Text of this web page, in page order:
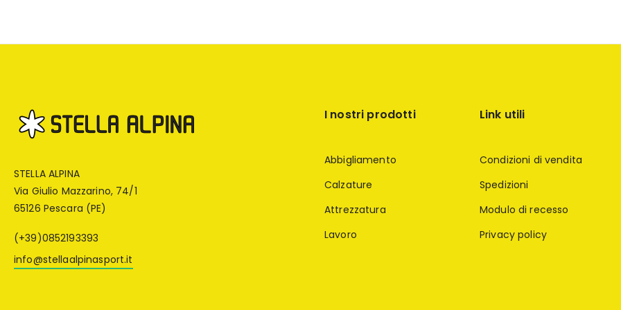
STELLA ALPINA
Via Giulio Mazzarino, 74/1
65126 Pescara (PE)
(+39)0852193393
info@stellaalpinasport.it
I nostri prodotti
Abbigliamento
Calzature
Attrezzatura
Lavoro
Link utili
Condizioni di vendita
Spedizioni
Modulo di recesso
Privacy policy